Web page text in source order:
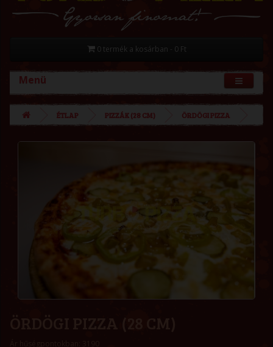
0 termék a kosárban - 0 Ft
Menü
ÉTLAP PIZZÁK (28 CM) ÖRDÖGI PIZZA